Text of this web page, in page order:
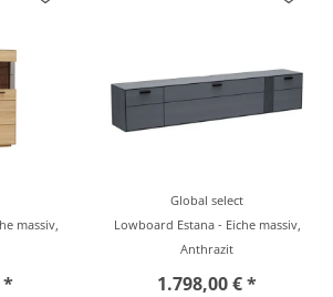
massiv,
*
Global select
Lowboard Estana - Eiche massiv,
Anthrazit
1.798,00 € *